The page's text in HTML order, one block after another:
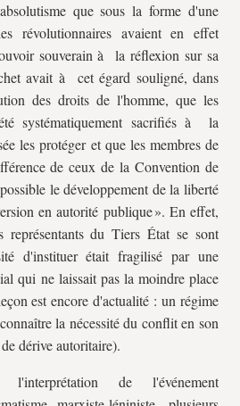
que sous la forme d'une
révolutionnaires avaient en effet
souverain à la réflexion sur sa
avait à cet égard souligné, dans
des droits de l'homme, que les
systématiquement sacrifiés à la
les protéger et que les membres de
de ceux de la Convention de
le développement de la liberté
en autorité publique ». En effet,
du Tiers État se sont
d'instituer était fragilisé par une
qui ne laissait pas la moindre place
est encore d'actualité : un régime
la nécessité du conflit en son
dérive autoritaire).
de l'événement